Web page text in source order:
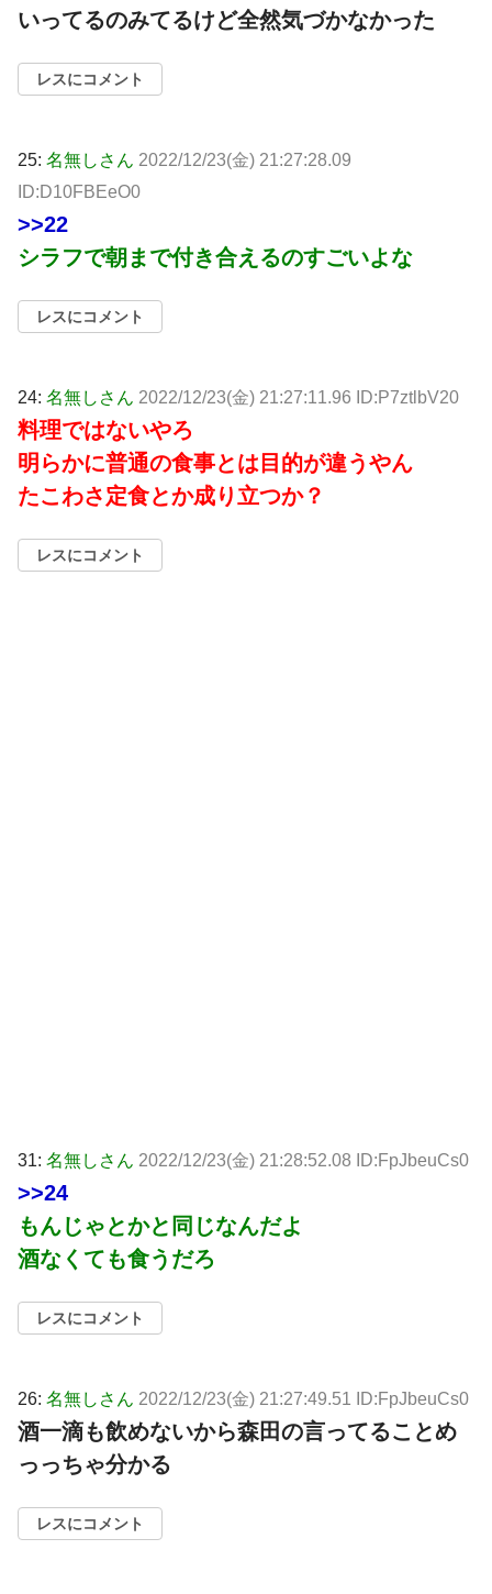
いってるのみてるけど全然気づかなかった
レスにコメント
25: 名無しさん 2022/12/23(金) 21:27:28.09
ID:D10FBEeO0
>>22
シラフで朝まで付き合えるのすごいよな
レスにコメント
24: 名無しさん 2022/12/23(金) 21:27:11.96 ID:P7ztlbV20
料理ではないやろ
明らかに普通の食事とは目的が違うやん
たこわさ定食とか成り立つか？
レスにコメント
31: 名無しさん 2022/12/23(金) 21:28:52.08 ID:FpJbeuCs0
>>24
もんじゃとかと同じなんだよ
酒なくても食うだろ
レスにコメント
26: 名無しさん 2022/12/23(金) 21:27:49.51 ID:FpJbeuCs0
酒一滴も飲めないから森田の言ってることめ
っっちゃ分かる
レスにコメント